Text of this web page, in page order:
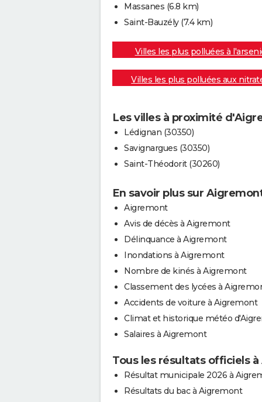
Massanes (6.8 km)
Saint-Bauzély (7.4 km)
Villes les plus polluées à
Villes les plus polluées aux
Les villes à proximité
Lédignan (30350)
Savignargues (30350)
Saint-Théodorit (30260)
En savoir plus sur
Aigremont
Avis de décès à Aigremont
Délinquance à Aigremont
Inondations à Aigremont
Nombre de kinés à Aigremont
Classement des lycées à
Accidents de voiture à Aigremont
Climat et historique météo
Salaires à Aigremont
Tous les résultats officiels
Résultat municipale 2026 à
Résultats du bac à Aigremont